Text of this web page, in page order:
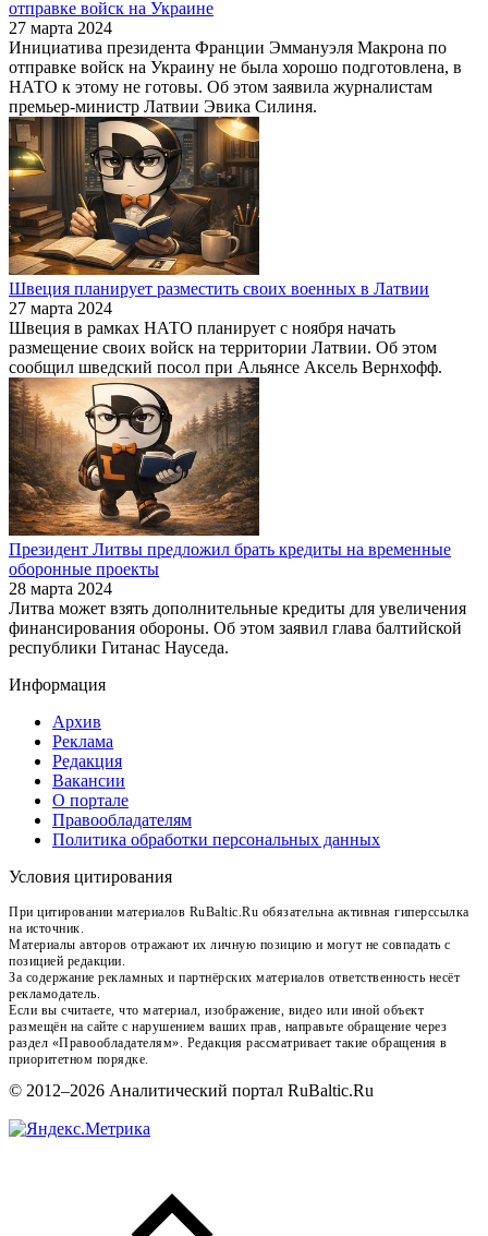
отправке войск на Украине
27 марта 2024
Инициатива президента Франции Эммануэля Макрона по
отправке войск на Украину не была хорошо подготовлена, в
НАТО к этому не готовы. Об этом заявила журналистам
премьер-министр Латвии Эвика Силиня.
Швеция планирует разместить своих военных в Латвии
27 марта 2024
Швеция в рамках НАТО планирует с ноября начать
размещение своих войск на территории Латвии. Об этом
сообщил шведский посол при Альянсе Аксель Вернхофф.
Президент Литвы предложил брать кредиты на временные
оборонные проекты
28 марта 2024
Литва может взять дополнительные кредиты для увеличения
финансирования обороны. Об этом заявил глава балтийской
республики Гитанас Науседа.
Информация
Архив
Реклама
Редакция
Вакансии
О портале
Правообладателям
Политика обработки персональных данных
Условия цитирования
При цитировании материалов RuBaltic.Ru обязательна активная гиперссылка
на источник.
Материалы авторов отражают их личную позицию и могут не совпадать с
позицией редакции.
За содержание рекламных и партнёрских материалов ответственность несёт
рекламодатель.
Если вы считаете, что материал, изображение, видео или иной объект
размещён на сайте с нарушением ваших прав, направьте обращение через
раздел «Правообладателям». Редакция рассматривает такие обращения в
приоритетном порядке.
© 2012–2026 Аналитический портал RuBaltic.Ru